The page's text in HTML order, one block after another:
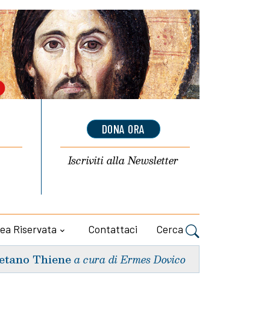
DONA ORA
Iscriviti allaNewsletter
Riservata Contattaci Cerca
Thiene a cura di Ermes Dovico